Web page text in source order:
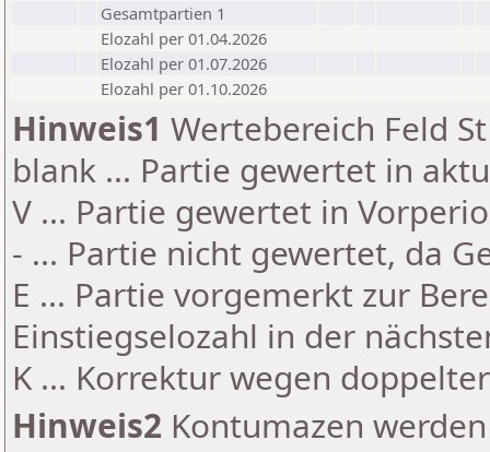
Gesamtpartien 1
Elozahl per 01.04.2026
Elozahl per 01.07.2026
Elozahl per 01.10.2026
Hinweis1 Wertebereich Feld
blank ... Partie gewertet in
V ... Partie gewertet in
- ... Partie nicht gewertet, da
E ... Partie vorgemerkt zur
Einstiegselozahl in der
K ... Korrektur wegen
Hinweis2 Kontumazen